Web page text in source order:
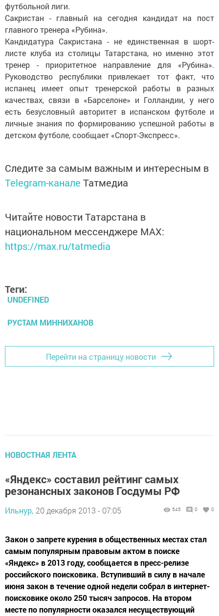
футбольной лиги.
Сакристан - главный на сегодня кандидат на пост
главного тренера «Рубина».
Кандидатура Сакристана - не единственная в шорт-
листе клуба из столицы Татарстана, но именно этот
тренер - приоритетное направление для «Рубина».
Руководство республики привлекает тот факт, что
испанец имеет опыт тренерской работы в разных
качествах, связи в «Барселоне» и Голландии, у него
есть безусловный авторитет в испанском футболе и
личные знания по формированию успешной работы в
детском футболе, сообщает «Спорт-Экспресс».
Следите за самым важным и интересным в
Telegram-канале Татмедиа
Читайте новости Татарстана в
национальном мессенджере MАХ:
https://max.ru/tatmedia
Теги:
UNDEFINED
РУСТАМ МИННИХАНОВ
Перейти на страницу новости
НОВОСТНАЯ ЛЕНТА
«Яндекс» составил рейтинг самых
резонансных законов Госдумы РФ
Ильнур, 20 декабря 2013 - 07:05 545 0 0
Закон о запрете курения в общественных местах стал
самым популярным правовым актом в поиске
«Яндекс» в 2013 году, сообщается в пресс-релизе
российского поисковика. Вступивший в силу в начале
июня закон в течение одной недели собрал в интернет-
поисковике около 250 тысяч запросов. На втором
месте по популярности оказался несуществующий